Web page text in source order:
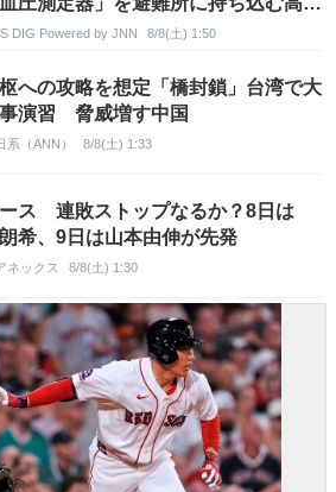
明け15号も本州へ【news23】
DIG Powered by JNN 8/8(土) 1:50
への攻略を想定「橋封鎖」台湾で大
演習 脅威増す中国
系（ANN） 8/8(土) 1:33
ース 連敗ストップなるか？8日は
希、9日は山本由伸が先発
ネックス 8/8(土) 1:30